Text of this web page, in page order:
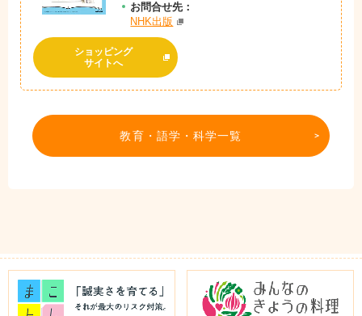
お問合せ先：
NHK出版
ショッピング
サイトへ
教育・語学・科学一覧